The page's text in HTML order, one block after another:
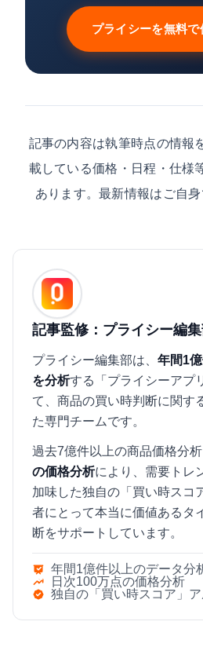
プライシーを無料で
記事の内容は執筆時点の情報
載している価格・日程・仕様
あります。最新情報はご自身
記事監修：プライシー編
プライシー編集部は、 年間1
を分析する「プライシーアプ
て、商品の買い時判断に関す
た専門チームです。
過去7億件以上の商品価格分析
の価格分析により、需要トレ
加味した独自の「買い時スコ
者にとって本当に価値あるタ
断をサポートしています。
年間1億件以上のデータ分
日次100万点の価格分析
独自の「買い時スコア」